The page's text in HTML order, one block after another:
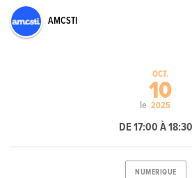
AMCSTI
le
OCT.
10
2025
DE 17:00 À 18:30
NUMERIQUE